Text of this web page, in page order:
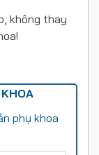
không thay
phụ khoa